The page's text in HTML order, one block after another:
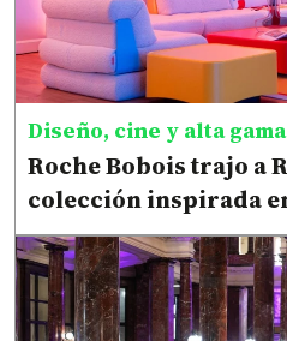
Diseño, cine y alta gama
Roche Bobois trajo a
colección inspirada